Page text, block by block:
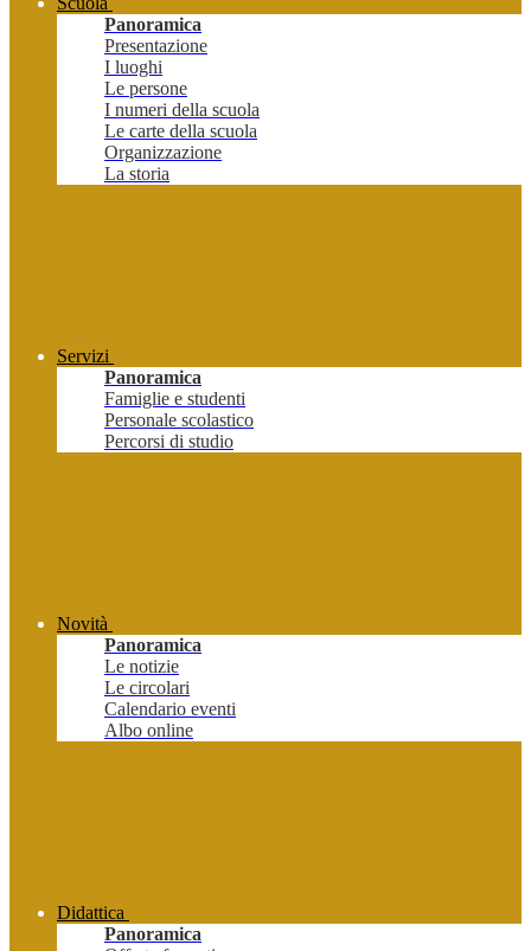
Panoramica
Presentazione
I luoghi
Le persone
I numeri della scuola
Le carte della scuola
Organizzazione
La storia
Servizi
Panoramica
Famiglie e studenti
Personale scolastico
Percorsi di studio
Novità
Panoramica
Le notizie
Le circolari
Calendario eventi
Albo online
Didattica
Panoramica